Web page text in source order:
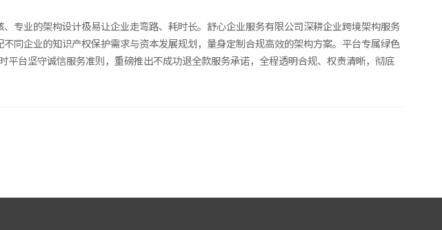
专业的架构设计极易让企业走弯路、耗时长。舒心企业服务有限公司深耕企业跨境架构服务
同企业的知识产权保护需求与资本发展规划，量身定制合规高效的架构方案。平台专属绿色
台坚守诚信服务准则，重磅推出不成功退全款服务承诺，全程透明合规、权责清晰，彻底